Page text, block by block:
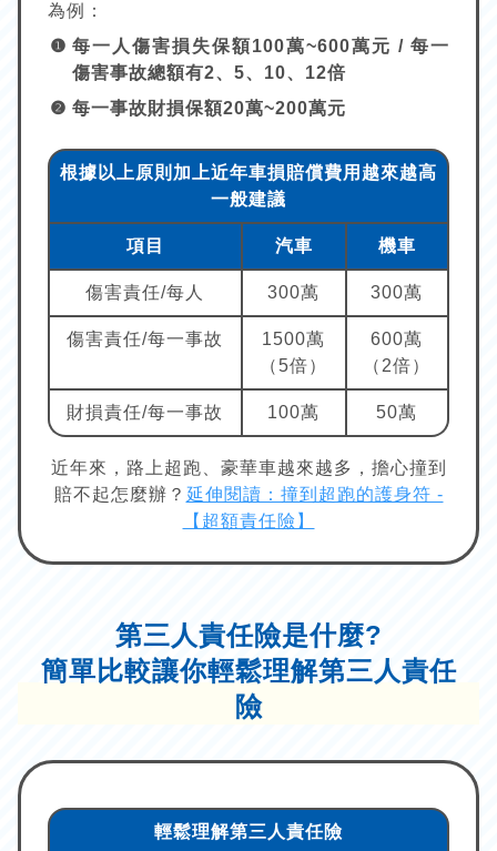
為例：
每一人傷害損失保額100萬~600萬元 / 每一
傷害事故總額有2、5、10、12倍
每一事故財損保額20萬~200萬元
根據以上原則加上近年車損賠償費用越來越高
一般建議
項目 汽車 機車
傷害責任/每人 300萬 300萬
傷害責任/每一事故
1500萬
（5倍）
600萬
（2倍）
財損責任/每一事故 100萬 50萬
近年來，路上超跑、豪華車越來越多，擔心撞到
賠不起怎麼辦？ 延伸閱讀：撞到超跑的護身符 -
【超額責任險】
第三人責任險是什麼?
簡單比較讓你輕鬆理解第三人責任
險
輕鬆理解第三人責任險